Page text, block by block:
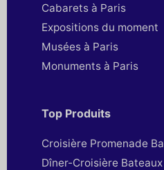
Cabarets à Paris
Expositions du moment
Musées à Paris
Monuments à Paris
Top Produits
Croisière Promenade
Dîner-Croisière